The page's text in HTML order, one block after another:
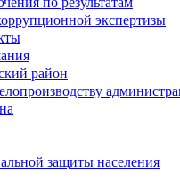
экспертизы
район
защиты населения